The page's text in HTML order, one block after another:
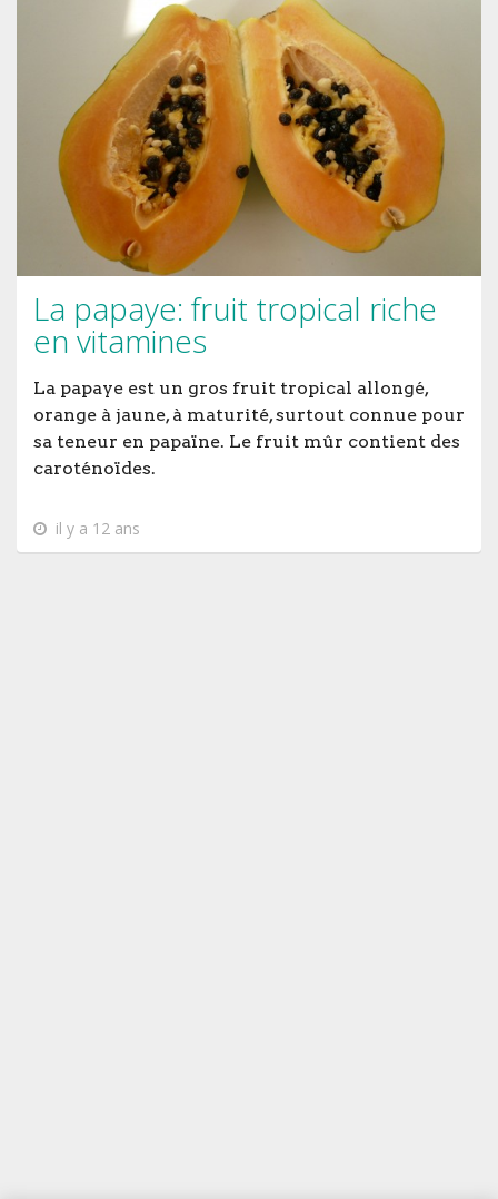
La papaye: fruit tropical riche
en vitamines
La papaye est un gros fruit tropical allongé,
orange à jaune, à maturité, surtout connue pour
sa teneur en papaïne. Le fruit mûr contient des
caroténoïdes.
il y a 12 ans